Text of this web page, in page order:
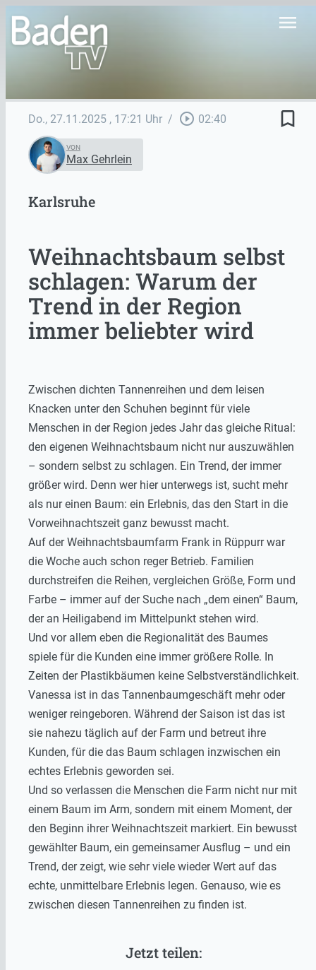
menu
Do., 27.11.2025 , 17:21 Uhr / play_circle_outline 02:40 bookmark_border
VON
Max Gehrlein
Karlsruhe
Weihnachtsbaum selbst
schlagen: Warum der
Trend in der Region
immer beliebter wird
Zwischen dichten Tannenreihen und dem leisen
Knacken unter den Schuhen beginnt für viele
Menschen in der Region jedes Jahr das gleiche Ritual:
den eigenen Weihnachtsbaum nicht nur auszuwählen
– sondern selbst zu schlagen. Ein Trend, der immer
größer wird. Denn wer hier unterwegs ist, sucht mehr
als nur einen Baum: ein Erlebnis, das den Start in die
Vorweihnachtszeit ganz bewusst macht.
Auf der Weihnachtsbaumfarm Frank in Rüppurr war
die Woche auch schon reger Betrieb. Familien
durchstreifen die Reihen, vergleichen Größe, Form und
Farbe – immer auf der Suche nach „dem einen“ Baum,
der an Heiligabend im Mittelpunkt stehen wird.
Und vor allem eben die Regionalität des Baumes
spiele für die Kunden eine immer größere Rolle. In
Zeiten der Plastikbäumen keine Selbstverständlichkeit.
Vanessa ist in das Tannenbaumgeschäft mehr oder
weniger reingeboren. Während der Saison ist das ist
sie nahezu täglich auf der Farm und betreut ihre
Kunden, für die das Baum schlagen inzwischen ein
echtes Erlebnis geworden sei.
Und so verlassen die Menschen die Farm nicht nur mit
einem Baum im Arm, sondern mit einem Moment, der
den Beginn ihrer Weihnachtszeit markiert. Ein bewusst
gewählter Baum, ein gemeinsamer Ausflug – und ein
Trend, der zeigt, wie sehr viele wieder Wert auf das
echte, unmittelbare Erlebnis legen. Genauso, wie es
zwischen diesen Tannenreihen zu finden ist.